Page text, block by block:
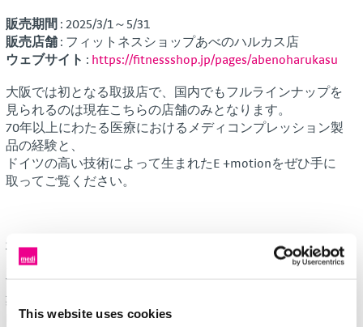
This website uses cookies
販売期間 : 2025/3/1～5/31
販売店舗: フィットネスショップあべのハルカス店
ウェブサイト : https://fitnessshop.jp/pages/abenoharukasu
大阪では初となる取扱店で、国内でもフルラインナップを
見られるのは現在こちらの店舗のみとなります。
70年以上にわたる医療におけるメディコンプレッション製
品の経験と、
ドイツの高い技術によって生まれたE +motionをぜひ手に
取ってご覧ください。
本件に関するお問い合わせ先
メディ・ジャパン株式会社
TEL:0120-813-788 (受付時間 平日 9:00~16:00 土日・祝日休
業)
Email:info@medi-japan.co.jp